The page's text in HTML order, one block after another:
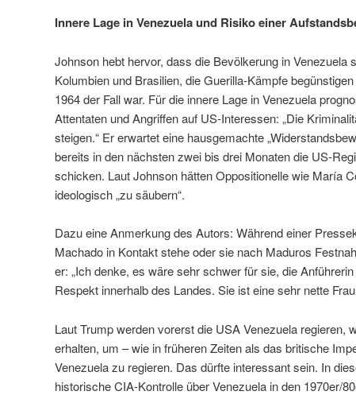
Innere Lage in Venezuela und Risiko einer
Johnson hebt hervor, dass die Bevölkerung in
Kolumbien und Brasilien, die Guerilla-Kämpfe
1964 der Fall war. Für die innere Lage in Venezuela
Attentaten und Angriffen auf US-Interessen: „Die
steigen.“ Er erwartet eine hausgemachte
bereits in den nächsten zwei bis drei Monaten die US-
schicken. Laut Johnson hätten Oppositionelle wie María
ideologisch „zu säubern“.
Dazu eine Anmerkung des Autors: Während einer
Machado in Kontakt stehe oder sie nach Maduros
er: „Ich denke, es wäre sehr schwer für sie, die
Respekt innerhalb des Landes. Sie ist eine sehr nette
Laut Trump werden vorerst die USA Venezuela
erhalten, um – wie in früheren Zeiten als das britische
Venezuela zu regieren. Das dürfte interessant sein. In
historische CIA-Kontrolle über Venezuela in den 1970er/